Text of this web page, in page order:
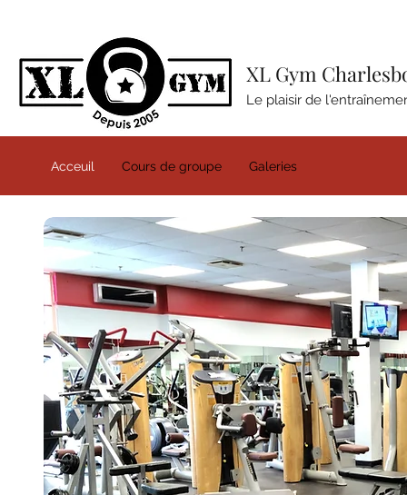
XL Gym
Le plaisir de
Acceuil Cours de groupe Galeries